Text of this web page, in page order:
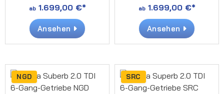
ab1.699,00 €*
Ansehen
ab1.699,00 €*
Ansehen
NGD SRC